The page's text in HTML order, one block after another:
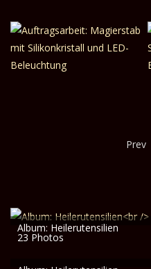
Prev
Album: Heilerutensilien
23 Photos